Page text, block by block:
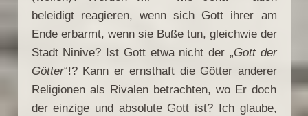
beleidigt reagieren, wenn sich Gott ihrer am
Ende erbarmt, wenn sie Buße tun, gleichwie der
Stadt Ninive? Ist Gott etwa nicht der „Gott der
Götter“!? Kann er ernsthaft die Götter anderer
Religionen als Rivalen betrachten, wo Er doch
der einzige und absolute Gott ist? Ich glaube,